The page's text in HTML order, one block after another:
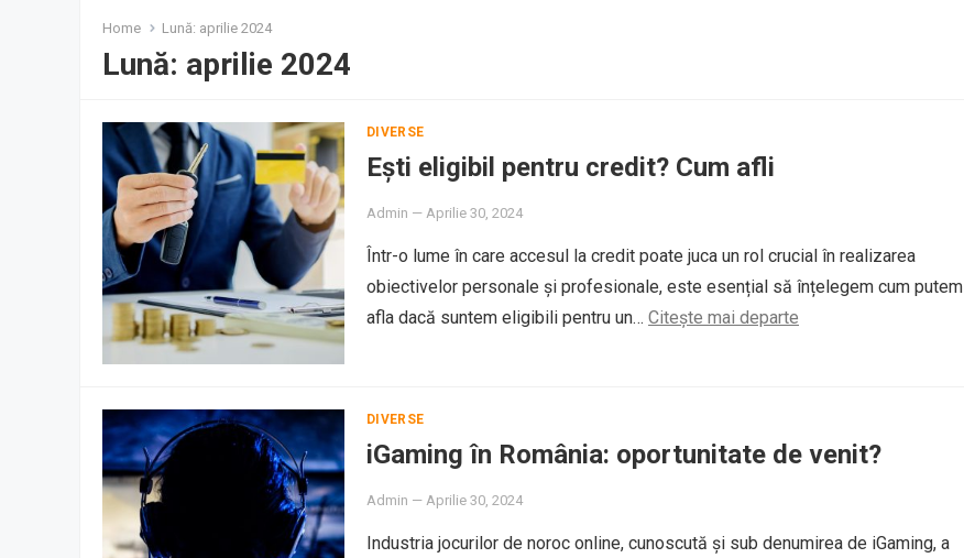
Home Lună: aprilie 2024
Lună: aprilie 2024
DIVERSE
Ești eligibil pentru credit? Cum afli
Admin — Aprilie 30, 2024
Într-o lume în care accesul la credit poate juca un rol crucial în realizarea
obiectivelor personale și profesionale, este esențial să înțelegem cum putem
afla dacă suntem eligibili pentru un… Citește mai departe
DIVERSE
iGaming în România: oportunitate de venit?
Admin — Aprilie 30, 2024
Industria jocurilor de noroc online, cunoscută și sub denumirea de iGaming, a